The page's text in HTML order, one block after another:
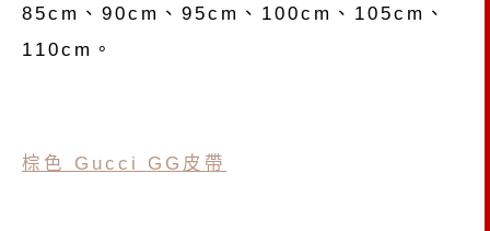
85cm、90cm、95cm、100cm、105cm、
110cm。
棕色 Gucci GG皮帶